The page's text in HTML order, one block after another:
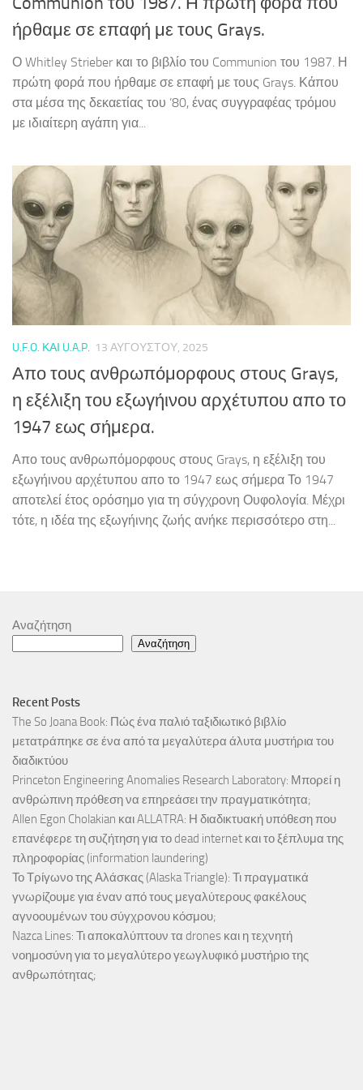
ήρθαμε σε επαφή με τους Grays.
Ο Whitley Strieber και το βιβλίο του Communion του 1987. Η
πρώτη φορά που ήρθαμε σε επαφή με τους Grays. Κάπου
στα μέσα της δεκαετίας του ’80, ένας συγγραφέας τρόμου
με ιδιαίτερη αγάπη για...
U.F.O. ΚΑΙ U.A.P. 13 ΑΥΓΟΎΣΤΟΥ, 2025
Απο τους ανθρωπόμορφους στους Grays,
η εξέλιξη του εξωγήινου αρχέτυπου απο το
1947 εως σήμερα.
Απο τους ανθρωπόμορφους στους Grays, η εξέλιξη του
εξωγήινου αρχέτυπου απο το 1947 εως σήμερα Το 1947
αποτελεί έτος ορόσημο για τη σύγχρονη Ουφολογία. Μέχρι
τότε, η ιδέα της εξωγήινης ζωής ανήκε περισσότερο στη...
Αναζήτηση
Αναζήτηση
Recent Posts
The So Joana Book: Πώς ένα παλιό ταξιδιωτικό βιβλίο
μετατράπηκε σε ένα από τα μεγαλύτερα άλυτα μυστήρια του
διαδικτύου
Princeton Engineering Anomalies Research Laboratory: Μπορεί η
ανθρώπινη πρόθεση να επηρεάσει την πραγματικότητα;
Allen Egon Cholakian και ALLATRA: Η διαδικτυακή υπόθεση που
επανέφερε τη συζήτηση για το dead internet και το ξέπλυμα της
πληροφορίας (information laundering)
Το Τρίγωνο της Αλάσκας (Alaska Triangle): Τι πραγματικά
γνωρίζουμε για έναν από τους μεγαλύτερους φακέλους
αγνοουμένων του σύγχρονου κόσμου;
Nazca Lines: Τι αποκαλύπτουν τα drones και η τεχνητή
νοημοσύνη για το μεγαλύτερο γεωγλυφικό μυστήριο της
ανθρωπότητας;